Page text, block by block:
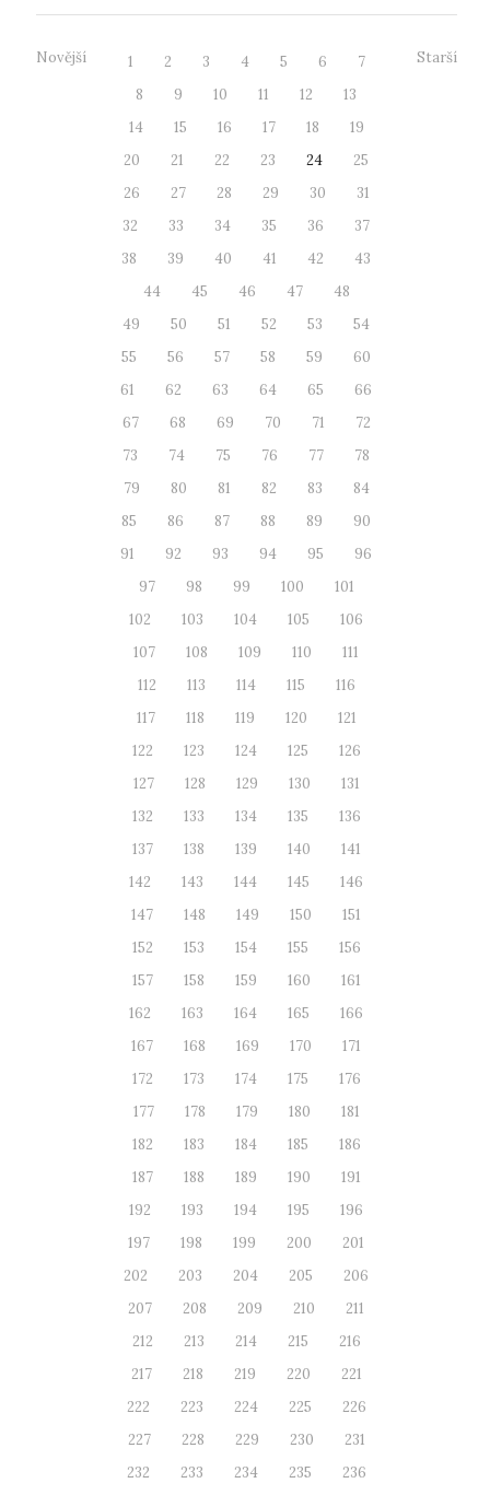
Novější 1 2 3 4 5 6
7
8
9 10 11 12
13
14
15 16 17 18
19
20
21 22 23 24
25
26
27 28 29 30
31
32
33 34 35 36
37
38
39 40 41 42
43
44
45 46 47
48
49
50 51 52 53
54
55
56 57 58 59
60
61
62 63 64 65
66
67
68 69 70 71
72
73
74 75 76 77
78
79
80 81 82 83
84
85
86 87 88 89
90
91
92 93 94 95
96
97
98 99 100
101
102
103 104 105
106
107
108 109 110
111
112
113 114 115
116
117
118 119 120
121
122
123 124 125
126
127
128 129 130
131
132
133 134 135
136
137
138 139 140
141
142
143 144 145
146
147
148 149 150
151
152
153 154 155
156
157
158 159 160
161
162
163 164 165
166
167
168 169 170
171
172
173 174 175
176
177
178 179 180
181
182
183 184 185
186
187
188 189 190
191
192
193 194 195
196
197
198 199 200
201
202
203 204 205
206
207
208 209 210
211
212
213 214 215
216
217
218 219 220
221
222
223 224 225
226
227
228 229 230
231
232
233 234 235
236
Starší